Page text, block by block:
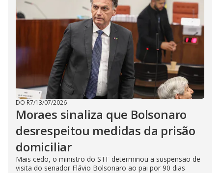
DO R7/13/07/2026
Moraes sinaliza que Bolsonaro
desrespeitou medidas da prisão
domiciliar
Mais cedo, o ministro do STF determinou a suspensão de
visita do senador Flávio Bolsonaro ao pai por 90 dias